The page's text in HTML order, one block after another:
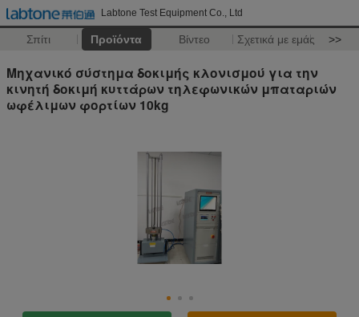
Labtone Test Equipment Co., Ltd
Σπίτι Προϊόντα Βίντεο Σχετικά με εμάς >>
Μηχανικό σύστημα δοκιμής κλονισμού για την
κινητή δοκιμή κυττάρων τηλεφωνικών μπαταριών
ωφέλιμων φορτίων 10kg